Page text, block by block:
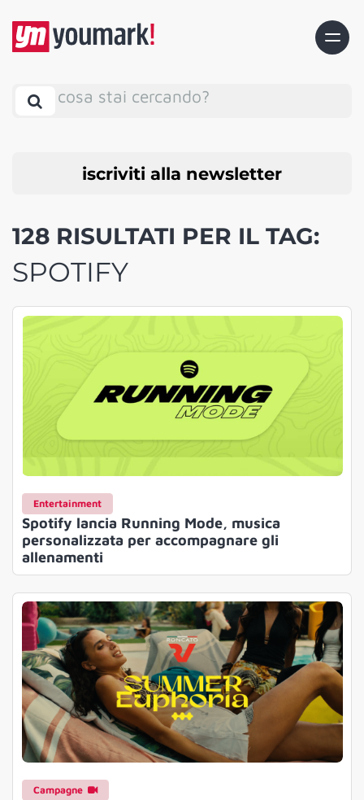
cosa stai cercando?
iscriviti alla newsletter
128 RISULTATI PER IL TAG:
SPOTIFY
Entertainment
Spotify lancia Running Mode, musica
personalizzata per accompagnare gli
allenamenti
Campagne